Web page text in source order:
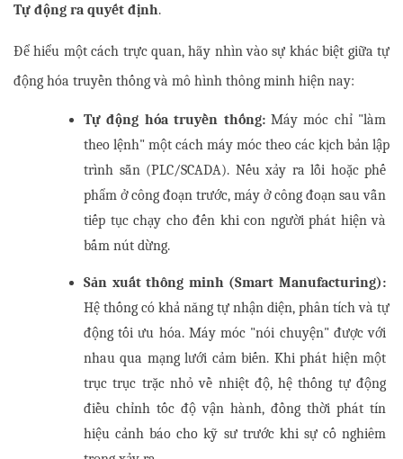
Tự động ra quyết định.
Để hiểu một cách trực quan, hãy nhìn vào sự khác biệt giữa tự
động hóa truyền thống và mô hình thông minh hiện nay:
Tự động hóa truyền thống: Máy móc chỉ "làm
theo lệnh" một cách máy móc theo các kịch bản lập
trình sẵn (PLC/SCADA). Nếu xảy ra lỗi hoặc phế
phẩm ở công đoạn trước, máy ở công đoạn sau vẫn
tiếp tục chạy cho đến khi con người phát hiện và
bấm nút dừng.
Sản xuất thông minh (Smart Manufacturing):
Hệ thống có khả năng tự nhận diện, phân tích và tự
động tối ưu hóa. Máy móc "nói chuyện" được với
nhau qua mạng lưới cảm biến. Khi phát hiện một
trục trục trặc nhỏ về nhiệt độ, hệ thống tự động
điều chỉnh tốc độ vận hành, đồng thời phát tín
hiệu cảnh báo cho kỹ sư trước khi sự cố nghiêm